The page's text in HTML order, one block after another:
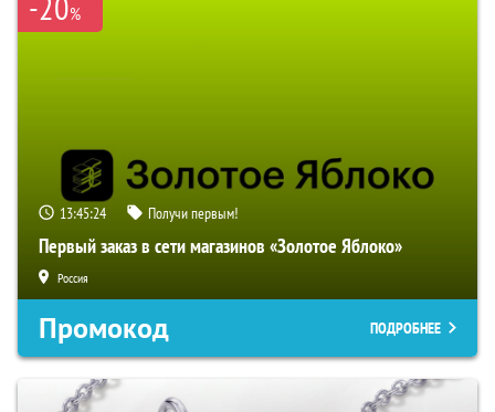
%
13:45:23 Получи первым!
Первый заказ в сети магазинов «Золотое Яблоко»
Россия
Промокод ПОДРОБНЕЕ